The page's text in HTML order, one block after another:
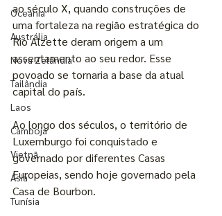
Oceania
Austrália
Nova Zelândia
Tailândia
Laos
Camboja
Vietnã
Ásia
Tunísia
ao século X, quando construções de
uma fortaleza na região estratégica do
Rio Alzette deram origem a um
assentamento ao seu redor. Esse
povoado se tornaria a base da atual
capital do país.
Ao longo dos séculos, o território de
Luxemburgo foi conquistado e
governado por diferentes Casas
Europeias, sendo hoje governado pela
Casa de Bourbon.